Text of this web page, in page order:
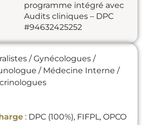
programme intégré avec
Audits cliniques – DPC
#94632425252
/Gynécologues /
/ Médecine Interne /
: DPC (100%), FIFPL, OPCO